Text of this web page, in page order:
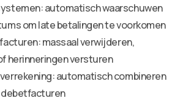
automatisch waarschuwen
om late betalingen te voorkomen
massaal verwijderen,
herinneringen versturen
automatisch combineren